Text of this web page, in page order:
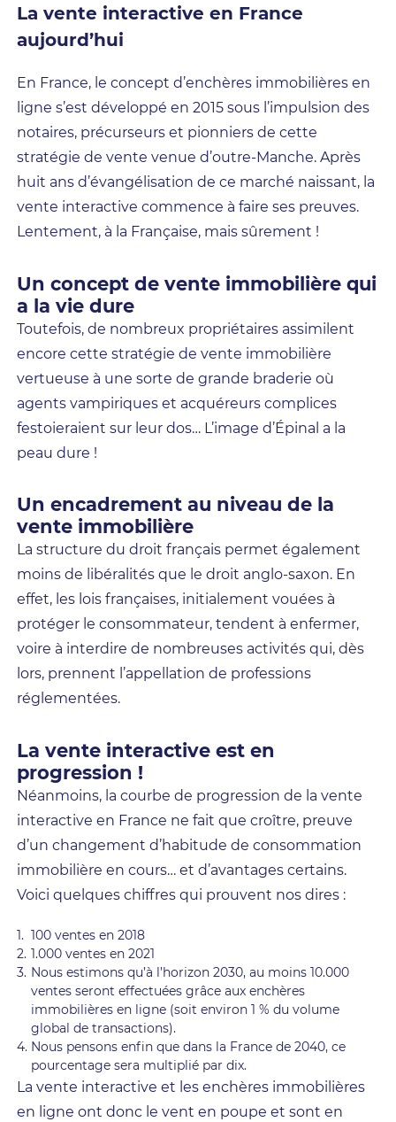
La vente interactive en France
aujourd’hui
En France, le concept d’enchères immobilières en
ligne s’est développé en 2015 sous l’impulsion des
notaires, précurseurs et pionniers de cette
stratégie de vente venue d’outre-Manche. Après
huit ans d’évangélisation de ce marché naissant, la
vente interactive commence à faire ses preuves.
Lentement, à la Française, mais sûrement !
Un concept de vente immobilière qui
a la vie dure
Toutefois, de nombreux propriétaires assimilent
encore cette stratégie de vente immobilière
vertueuse à une sorte de grande braderie où
agents vampiriques et acquéreurs complices
festoieraient sur leur dos… L’image d’Épinal a la
peau dure !
Un encadrement au niveau de la
vente immobilière
La structure du droit français permet également
moins de libéralités que le droit anglo-saxon. En
effet, les lois françaises, initialement vouées à
protéger le consommateur, tendent à enfermer,
voire à interdire de nombreuses activités qui, dès
lors, prennent l’appellation de professions
réglementées.
La vente interactive est en
progression !
Néanmoins, la courbe de progression de la vente
interactive en France ne fait que croître, preuve
d’un changement d’habitude de consommation
immobilière en cours… et d’avantages certains.
Voici quelques chiffres qui prouvent nos dires :
100 ventes en 2018
1.000 ventes en 2021
Nous estimons qu’à l’horizon 2030, au moins 10.000
ventes seront effectuées grâce aux enchères
immobilières en ligne (soit environ 1 % du volume
global de transactions).
Nous pensons enfin que dans la France de 2040, ce
pourcentage sera multiplié par dix.
La vente interactive et les enchères immobilières
en ligne ont donc le vent en poupe et sont en